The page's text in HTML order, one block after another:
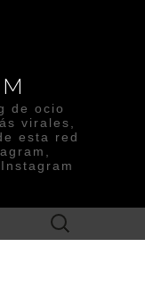
de ocio
virales,
esta red
Buscar
: